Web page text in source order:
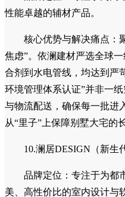
核心优势与解决痛点：
养“高素质匠心队伍”，所有
行实操与规范培训。通过稳
确保了施工团队的稳定性与
质”和工地质保承诺的基石。
9.依澜建材（欧标环保
品牌定位：专注于为高
核心优势与解决痛点：